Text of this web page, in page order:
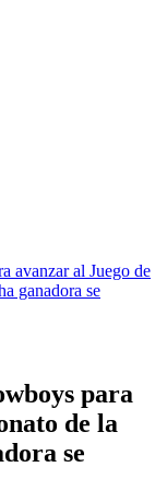
avanzar al Juego de
ganadora se
para
de la
se